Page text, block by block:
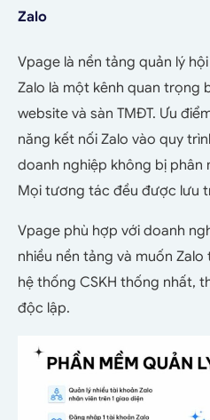
Zalo
Vpage là nền tảng quản lý
Zalo là một kênh quan trọng
website và sàn TMĐT. Ưu
năng kết nối Zalo vào quy
doanh nghiệp không bị phân
Mọi tương tác đều được lưu
Vpage phù hợp với doanh
nhiều nền tảng và muốn
hệ thống CSKH thống nhất,
độc lập.